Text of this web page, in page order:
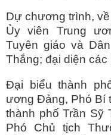
Dự chương trình,
Ủy viên Trung
Tuyên giáo và
Thắng; đại diện
Đại biểu thành
ương Đảng, Phó Bí
thành phố Trần Sỹ
Phó Chủ tịch